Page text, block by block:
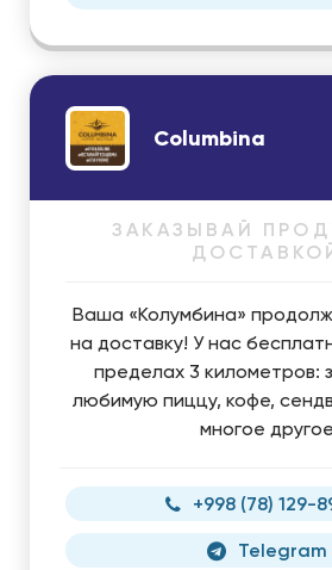
Columbina
ЗАКАЗЫВАЙ
Ваша «Колумбина»
на доставку! У нас
пределах 3 километров:
любимую пиццу, кофе,
многое другое
+998 (78) 129-
Telegram